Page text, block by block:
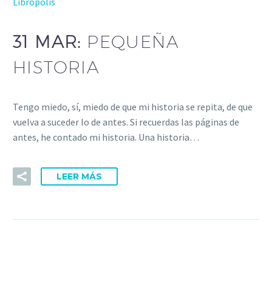
31 MAR: PEQUEÑA
HISTORIA
Tengo miedo, sí, miedo de que mi historia se repita, de que
vuelva a suceder lo de antes. Si recuerdas las páginas de
antes, he contado mi historia. Una historia…
LEER MÁS